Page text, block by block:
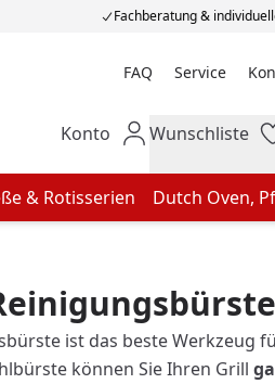
Fachberatung &
FAQ Service
Mein Konto
Konto Wunschliste
Wunschliste
& Rotisserien Dutch Oven,
ist das beste Werkzeug
können Sie Ihren Grill